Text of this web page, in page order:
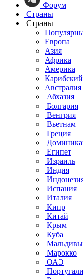
Форум
Страны
Страны
Европа
Азия
Африка
Америка
Абхазия
Болгария
Венгрия
Вьетнам
Греция
Египет
Израиль
Индия
Испания
Италия
Кипр
Китай
Крым
Куба
Мальдивы
Марокко
ОАЭ